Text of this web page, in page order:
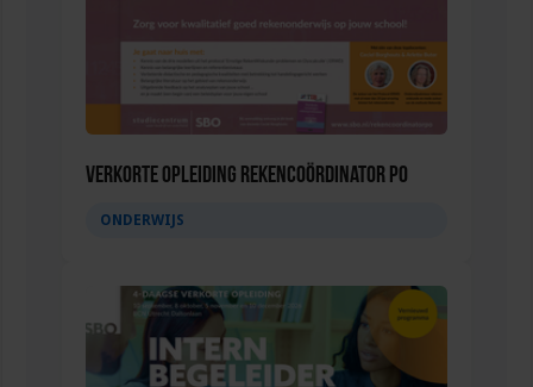
Verkorte opleiding Rekencoördinator PO
ONDERWIJS